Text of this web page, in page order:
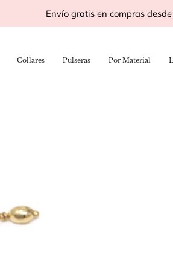
Envío gratis en compras
Collares Pulseras Por Material